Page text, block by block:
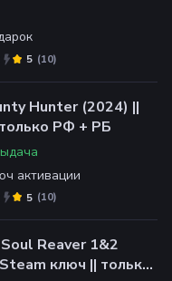
(10)
5
Hunter (2024) ||
РФ + РБ
активации
(10)
5
Reaver 1&2
ключ || только